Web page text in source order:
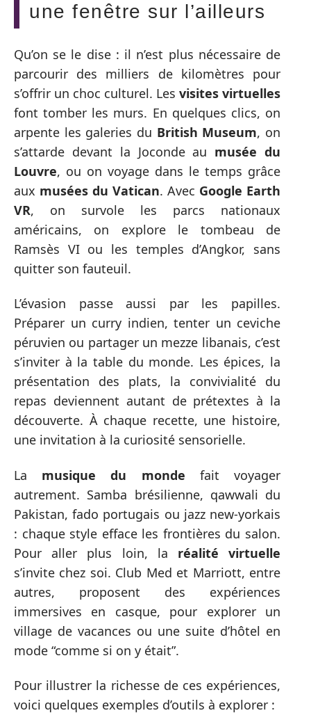
une fenêtre sur l’ailleurs
Qu’on se le dise : il n’est plus nécessaire de
parcourir des milliers de kilomètres pour
s’offrir un choc culturel. Les visites virtuelles
font tomber les murs. En quelques clics, on
arpente les galeries du British Museum, on
s’attarde devant la Joconde au musée du
Louvre, ou on voyage dans le temps grâce
aux musées du Vatican. Avec Google Earth
VR, on survole les parcs nationaux
américains, on explore le tombeau de
Ramsès VI ou les temples d’Angkor, sans
quitter son fauteuil.
L’évasion passe aussi par les papilles.
Préparer un curry indien, tenter un ceviche
péruvien ou partager un mezze libanais, c’est
s’inviter à la table du monde. Les épices, la
présentation des plats, la convivialité du
repas deviennent autant de prétextes à la
découverte. À chaque recette, une histoire,
une invitation à la curiosité sensorielle.
La musique du monde fait voyager
autrement. Samba brésilienne, qawwali du
Pakistan, fado portugais ou jazz new-yorkais
: chaque style efface les frontières du salon.
Pour aller plus loin, la réalité virtuelle
s’invite chez soi. Club Med et Marriott, entre
autres, proposent des expériences
immersives en casque, pour explorer un
village de vacances ou une suite d’hôtel en
mode “comme si on y était”.
Pour illustrer la richesse de ces expériences,
voici quelques exemples d’outils à explorer :